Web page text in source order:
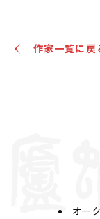
主催 Jo's
作家一覧に戻
オー